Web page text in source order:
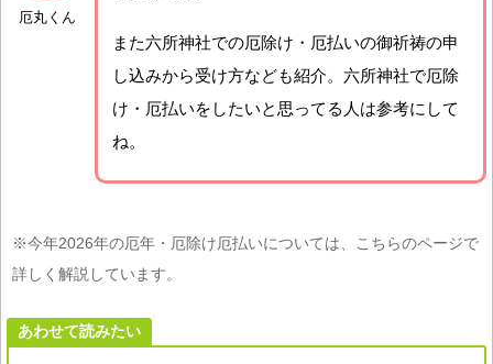
厄丸くん
また六所神社での厄除け・厄払いの御祈祷の申
し込みから受け方なども紹介。六所神社で厄除
け・厄払いをしたいと思ってる人は参考にして
ね。
※今年2026年の厄年・厄除け厄払いについては、こちらのページで
詳しく解説しています。
あわせて読みたい